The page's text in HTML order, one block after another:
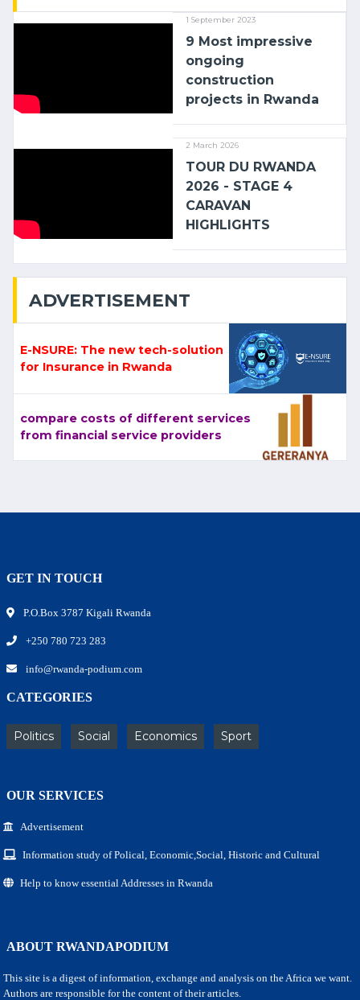
1 September 2023
9 Most impressive
ongoing
construction
projects in Rwanda
2 March 2026
TOUR DU RWANDA
2026 - STAGE 4
CARAVAN
HIGHLIGHTS
ADVERTISEMENT
E-NSURE: The new tech-solution
for Insurance in Rwanda
compare costs of different services
from financial service providers
GET IN TOUCH
P.O.Box 3787 Kigali Rwanda
+250 780 723 283
info@rwanda-podium.com
CATEGORIES
Politics Social Economics Sport
OUR SERVICES
Advertisement
Information study of Polical, Economic,Social, Historic and Cultural
Help to know essential Addresses in Rwanda
ABOUT RWANDAPODIUM
This site is a digest of information, exchange and analysis on the Africa we want.
Authors are responsible for the content of their articles.